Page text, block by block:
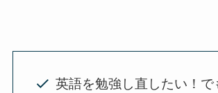
英語を勉強し直したい！で